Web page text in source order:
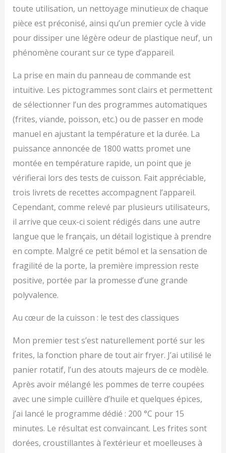
toute utilisation, un nettoyage minutieux de chaque
pièce est préconisé, ainsi qu’un premier cycle à vide
pour dissiper une légère odeur de plastique neuf, un
phénomène courant sur ce type d’appareil.
La prise en main du panneau de commande est
intuitive. Les pictogrammes sont clairs et permettent
de sélectionner l’un des programmes automatiques
(frites, viande, poisson, etc.) ou de passer en mode
manuel en ajustant la température et la durée. La
puissance annoncée de 1800 watts promet une
montée en température rapide, un point que je
vérifierai lors des tests de cuisson. Fait appréciable,
trois livrets de recettes accompagnent l’appareil.
Cependant, comme relevé par plusieurs utilisateurs,
il arrive que ceux-ci soient rédigés dans une autre
langue que le français, un détail logistique à prendre
en compte. Malgré ce petit bémol et la sensation de
fragilité de la porte, la première impression reste
positive, portée par la promesse d’une grande
polyvalence.
Au cœur de la cuisson : le test des classiques
Mon premier test s’est naturellement porté sur les
frites, la fonction phare de tout air fryer. J’ai utilisé le
panier rotatif, l’un des atouts majeurs de ce modèle.
Après avoir mélangé les pommes de terre coupées
avec une simple cuillère d’huile et quelques épices,
j’ai lancé le programme dédié : 200 °C pour 15
minutes. Le résultat est convaincant. Les frites sont
dorées, croustillantes à l’extérieur et moelleuses à